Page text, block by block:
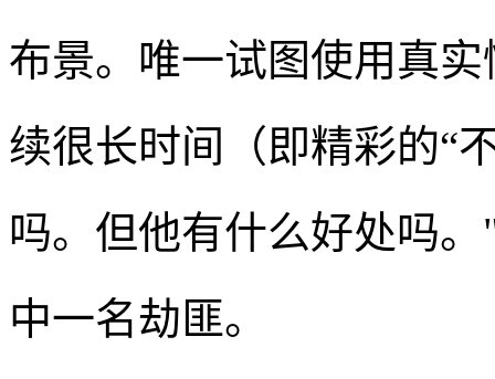
布景。唯一试图使用真
续很长时间（即精彩的“
吗。但他有什么好处吗
中一名劫匪。